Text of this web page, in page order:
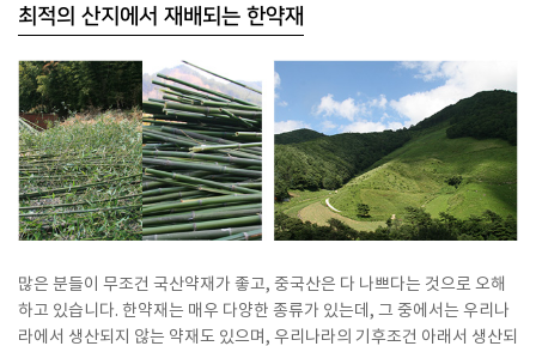
최적의 산지에서 재배되는 한약재
많은 분들이 무조건 국산약재가 좋고, 중국산은 다 나쁘다는 것으로 오해
하고 있습니다. 한약재는 매우 다양한 종류가 있는데, 그 중에서는 우리나
라에서 생산되지 않는 약재도 있으며, 우리나라의 기후조건 아래서 생산되